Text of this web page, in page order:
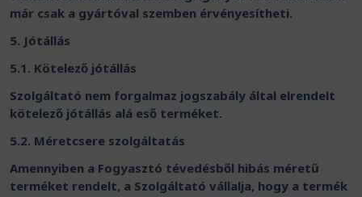
már csak a gyártóval szemben érvényesítheti.
5. Jótállás
5.1. Kötelező jótállás
Szolgáltató nem forgalmaz jogszabály által elrendelt
kötelező jótállás alá eső terméket.
5.2. Méretcsere szolgáltatás
Amennyiben a Fogyasztó tévedésből hibás méretű
terméket rendelt, a Szolgáltató vállalja, hogy a termék